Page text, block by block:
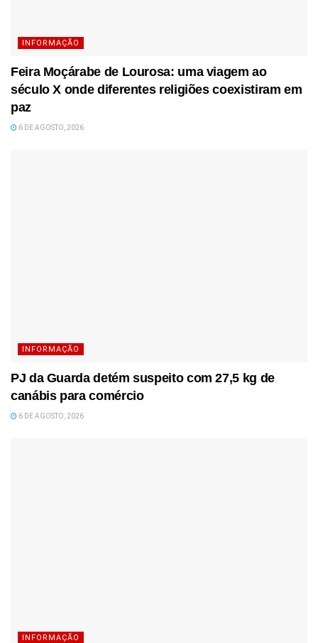
INFORMAÇÃO
Feira Moçárabe de Lourosa: uma viagem ao
século X onde diferentes religiões coexistiram em
paz
6 DE AGOSTO, 2026
INFORMAÇÃO
PJ da Guarda detém suspeito com 27,5 kg de
canábis para comércio
6 DE AGOSTO, 2026
INFORMAÇÃO